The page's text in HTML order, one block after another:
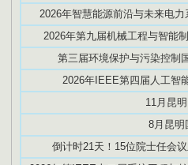
2026年智慧能源前沿与未来电
2026年第九届机械工程与智能
第三届环境保护与污染控制
2026年IEEE第四届人工智
11月昆
8月昆明
倒计时21天！15位院士任会